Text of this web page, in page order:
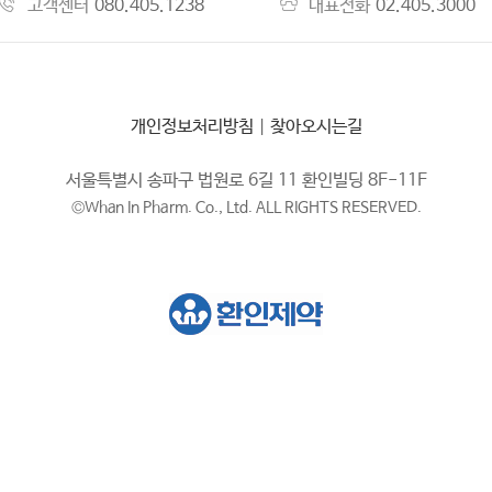
고객센터 080.405.1238 대표전화 02.405.3000
개인정보처리방침 찾아오시는길
서울특별시 송파구 법원로 6길 11 환인빌딩 8F-11F
©Whan In Pharm. Co., Ltd. ALL RIGHTS RESERVED.